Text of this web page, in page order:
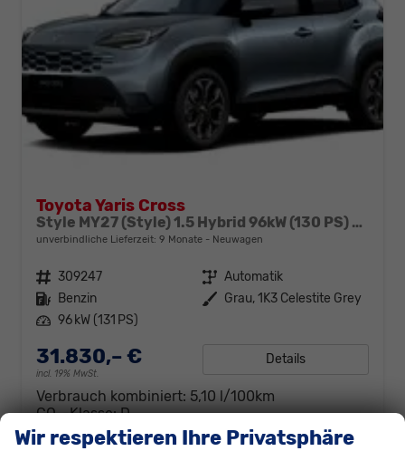
Toyota Yaris Cross
Style MY27 (Style) 1.5 Hybrid 96kW (130 PS) e-CVT 4x4
unverbindliche Lieferzeit: 9 Monate Neuwagen
Fahrzeugnr. 309247 Getriebe Automatik
Kraftstoff Benzin Außenfarbe Grau, 1K3 Celestite Grey
Leistung 96 kW (131 PS)
31.830,– €
incl. 19% MwSt.
Details
Verbrauch kombiniert: 5,10 l/100km
CO2-Klasse: D
CO2-Emissionen:116,00 g/km
Wir respektieren Ihre Privatsphäre